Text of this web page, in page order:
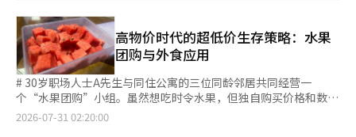
开始运营的超低价生活用品商店“WOW商店”，截至本月底已增
至13家门店。在116家没有独立店面的易买得门店中，也在普通货
架上销售30至40种代表性商品。主要商品包括厨房、收纳、浴室
用品，以及时尚、美妆、数码配件等，价格集中在5000韩元以
下。 随着高物价时代的到来，WOW商店的人气也促使其扩张。7
月7日，易买得永平店的WOW商店将店面从原来的3层迁至6层，面
积从62.8平方米（约19坪）扩大至337平方米（约102坪）。销售
品类也从1300种增加至1980种。扩张后的一个星期内，平日平均
高物价时代的超低价生存策略：水果
团购与外食应用
# 30岁职场人士A先生与同住公寓的三位同龄邻居共同经营一
个“水果团购”小组。虽然想吃时令水果，但独自购买价格和数量
都让人感到负担，因此开始了这种分量购买的团购活动。参与者们
2026-07-31 02:20:00